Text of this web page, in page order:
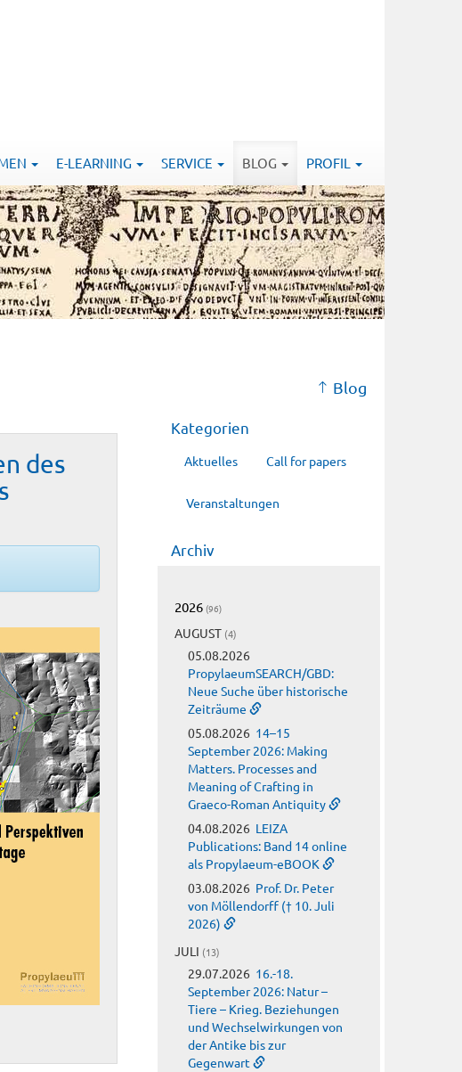
E-LEARNING SERVICE BLOG PROFIL
des
Blog
Kategorien
Aktuelles Call for papers
Veranstaltungen
Archiv
2026 (96)
AUGUST (4)
05.08.2026
PropylaeumSEARCH/GBD:
Neue Suche über historische
Zeiträume
05.08.2026 14–15
September 2026: Making
Matters. Processes and
Meaning of Crafting in
Graeco-Roman Antiquity
04.08.2026 LEIZA
Publications: Band 14 online
als Propylaeum-eBOOK
03.08.2026 Prof. Dr. Peter
von Möllendorff († 10. Juli
2026)
JULI (13)
29.07.2026 16.-18.
September 2026: Natur –
Tiere – Krieg. Beziehungen
und Wechselwirkungen von
der Antike bis zur
Gegenwart